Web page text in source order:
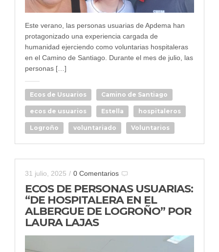
Este verano, las personas usuarias de Apdema han
protagonizado una experiencia cargada de
humanidad ejerciendo como voluntarias hospitaleras
en el Camino de Santiago. Durante el mes de julio, las
personas […]
Ecos de Usuarios Camino de Santiago
ecos de usuarios Estella hospitaleros
Logroño voluntariado Voluntarios
31 julio, 2025 / 0 Comentarios
ECOS DE PERSONAS USUARIAS:
“DE HOSPITALERA EN EL
ALBERGUE DE LOGROÑO” POR
LAURA LAJAS